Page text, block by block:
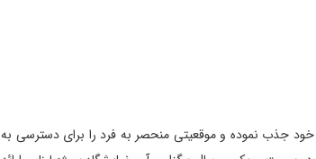
خود جذب نموده و موقعیتی منحصر به فرد را برای دسترسی به